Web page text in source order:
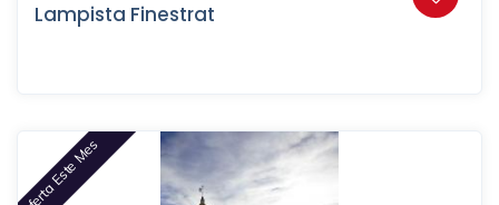
Lampista Finestrat
Oferta Este Mes